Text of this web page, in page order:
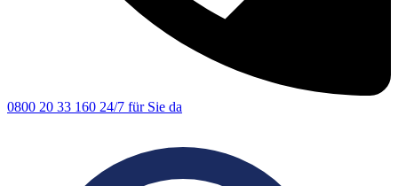
0800 20 33 160 24/7 für Sie da